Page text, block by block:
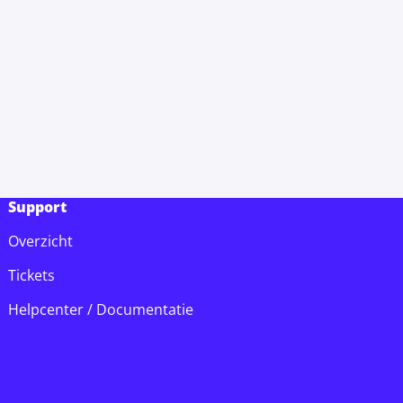
Support
Overzicht
Tickets
Helpcenter / Documentatie